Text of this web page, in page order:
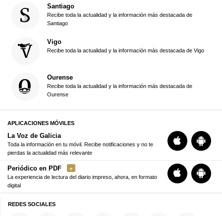
Santiago
Recibe toda la actualidad y la información más destacada de
Santiago
Vigo
Recibe toda la actualidad y la información más destacada de Vigo
Ourense
Recibe toda la actualidad y la información más destacada de
Ourense
APLICACIONES MÓVILES
La Voz de Galicia
Toda la información en tu móvil. Recibe notificaciones y no te
pierdas la actualidad más relevante
Periódico en PDF
La experiencia de lectura del diario impreso, ahora, en formato
digital
REDES SOCIALES